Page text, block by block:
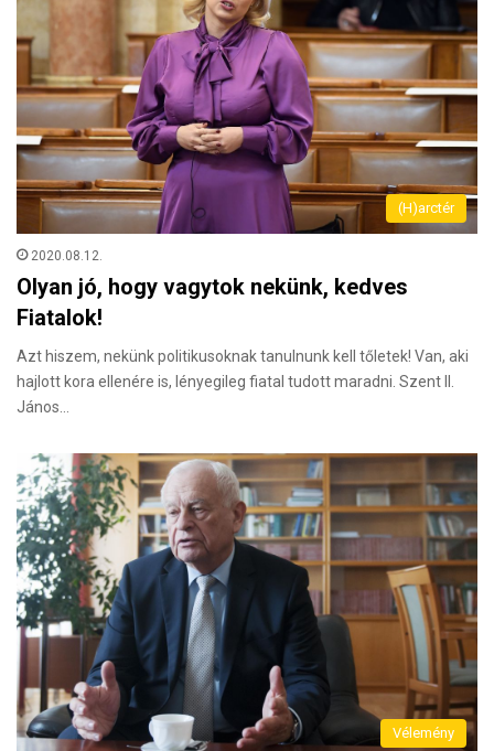
(H)arctér
2020.08.12.
Olyan jó, hogy vagytok nekünk, kedves
Fiatalok!
Azt hiszem, nekünk politikusoknak tanulnunk kell tőletek! Van, aki
hajlott kora ellenére is, lényegileg fiatal tudott maradni. Szent II.
János…
Vélemény